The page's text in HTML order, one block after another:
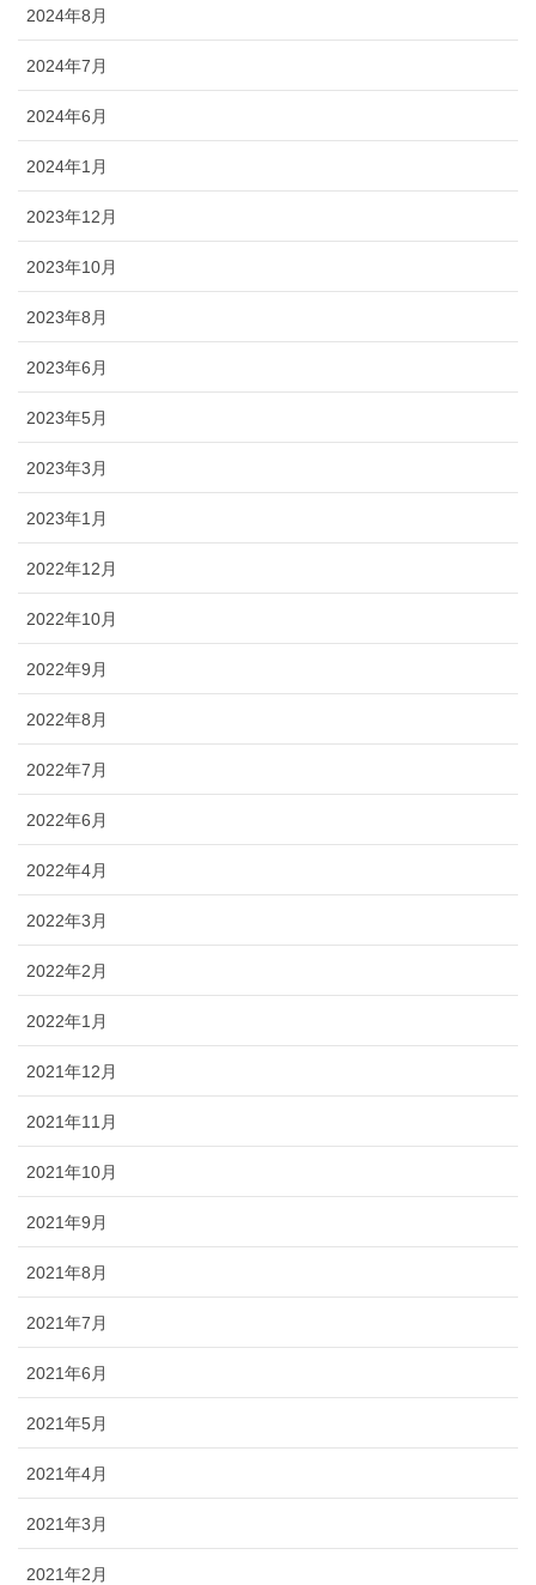
2024年8月
2024年7月
2024年6月
2024年1月
2023年12月
2023年10月
2023年8月
2023年6月
2023年5月
2023年3月
2023年1月
2022年12月
2022年10月
2022年9月
2022年8月
2022年7月
2022年6月
2022年4月
2022年3月
2022年2月
2022年1月
2021年12月
2021年11月
2021年10月
2021年9月
2021年8月
2021年7月
2021年6月
2021年5月
2021年4月
2021年3月
2021年2月